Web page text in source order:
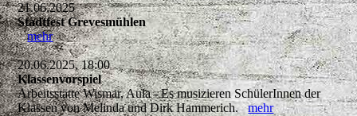
21.06.2025
Stadtfest Grevesmühlen
mehr
20.06.2025, 18:00
Klassenvorspiel
Arbeitsstätte Wismar, Aula - Es musizieren SchülerInnen der
Klassen von Melinda und Dirk Hammerich.mehr